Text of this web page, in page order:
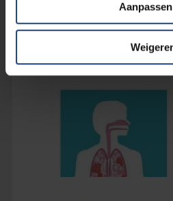
Aanpassen